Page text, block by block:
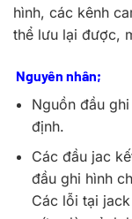
hình, các kênh
thể lưu lại được,
Nguyên nhân;
Nguồn đầu
định.
Các đầu jac
đầu ghi hình
Các lỗi tại